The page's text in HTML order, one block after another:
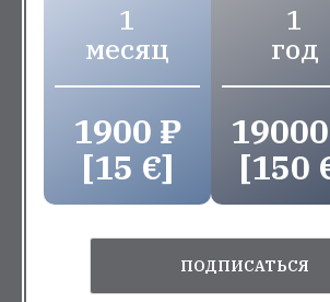
1
месяц
1900 ₽
[15 €]
1
год
[150
ПОДПИСАТЬСЯ